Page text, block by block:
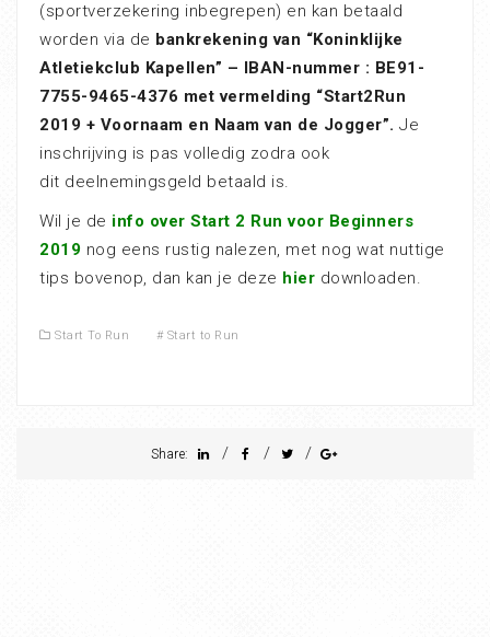
(sportverzekering inbegrepen) en kan betaald
worden via de bankrekening van “Koninklijke
Atletiekclub Kapellen” – IBAN-nummer : BE91-
7755-9465-4376 met vermelding “Start2Run
2019 + Voornaam en Naam van de Jogger”. Je
inschrijving is pas volledig zodra ook
dit deelnemingsgeld betaald is.
Wil je de info over Start 2 Run voor Beginners
2019 nog eens rustig nalezen, met nog wat nuttige
tips bovenop, dan kan je deze hier downloaden.
Start To Run # Start to Run
Share: / / /